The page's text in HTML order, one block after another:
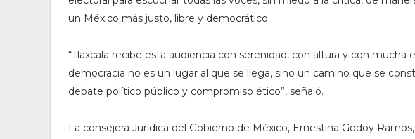
un México más justo, libre y democrático.
“Tlaxcala recibe esta audiencia con serenidad, con altura y con
democracia no es un lugar al que se llega, sino un camino que se
debate político público y compromiso ético”, señaló.
La consejera Jurídica del Gobierno de México, Ernestina Godoy